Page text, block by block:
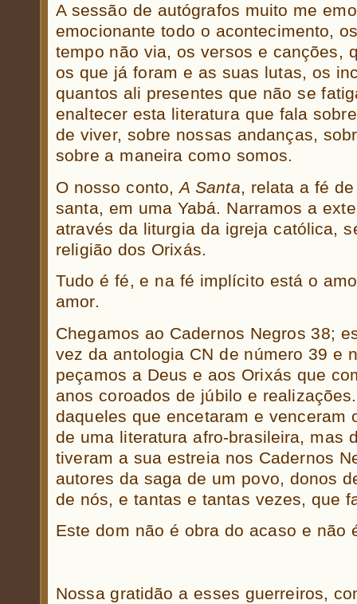
A sessão de autógrafos muito me
emocionante todo o acontecimento,
tempo não via, os versos e canções,
os que já foram e as suas lutas, os
quantos ali presentes que não se
enaltecer esta literatura que fala
de viver, sobre nossas andanças,
sobre a maneira como somos.
O nosso conto,A Santa, relata a fé
santa, em uma Yabá. Narramos a
através da liturgia da igreja católica,
religião dos Orixás.
Tudo é fé, e na fé implícito está o
amor.
Chegamos ao Cadernos Negros 38;
vez da antologia CN de número 39 e
peçamos a Deus e aos Orixás que
anos coroados de júbilo e
daqueles que encetaram e venceram
de uma literatura afro-brasileira, mas
tiveram a sua estreia nos Cadernos
autores da saga de um povo, donos
de nós, e tantas e tantas vezes, que
Este dom não é obra do acaso e não
Nossa gratidão a esses guerreiros,